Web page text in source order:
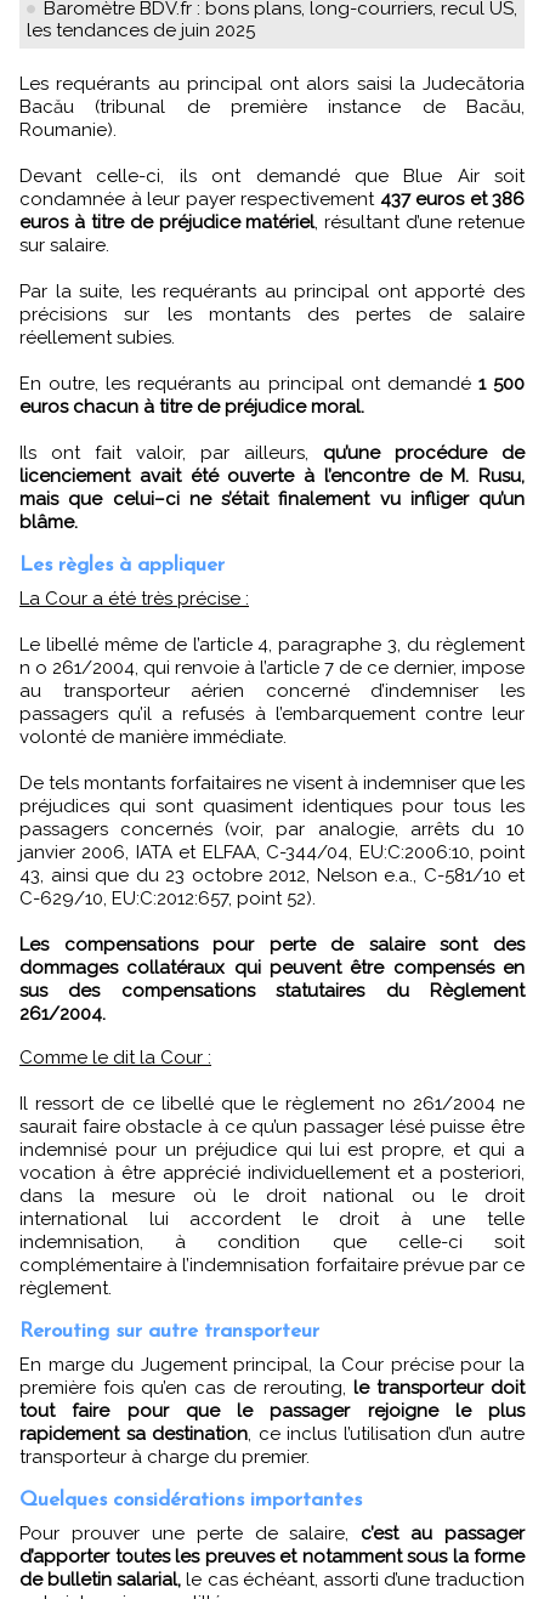
Baromètre BDV.fr : bons plans, long-courriers, recul US,
les tendances de juin 2025
Les requérants au principal ont alors saisi la Judecătoria
Bacău (tribunal de première instance de Bacău,
Roumanie).
Devant celle-ci, ils ont demandé que Blue Air soit
condamnée à leur payer respectivement 437 euros et 386
euros à titre de préjudice matériel, résultant d’une retenue
sur salaire.
Par la suite, les requérants au principal ont apporté des
précisions sur les montants des pertes de salaire
réellement subies.
En outre, les requérants au principal ont demandé 1 500
euros chacun à titre de préjudice moral.
Ils ont fait valoir, par ailleurs, qu’une procédure de
licenciement avait été ouverte à l’encontre de M. Rusu,
mais que celui–ci ne s’était finalement vu infliger qu’un
blâme.
Les règles à appliquer
La Cour a été très précise :
Le libellé même de l’article 4, paragraphe 3, du règlement
n o 261/2004, qui renvoie à l’article 7 de ce dernier, impose
au transporteur aérien concerné d’indemniser les
passagers qu’il a refusés à l’embarquement contre leur
volonté de manière immédiate.
De tels montants forfaitaires ne visent à indemniser que les
préjudices qui sont quasiment identiques pour tous les
passagers concernés (voir, par analogie, arrêts du 10
janvier 2006, IATA et ELFAA, C-344/04, EU:C:2006:10, point
43, ainsi que du 23 octobre 2012, Nelson e.a., C-581/10 et
C-629/10, EU:C:2012:657, point 52).
Les compensations pour perte de salaire sont des
dommages collatéraux qui peuvent être compensés en
sus des compensations statutaires du Règlement
261/2004.
Comme le dit la Cour :
Il ressort de ce libellé que le règlement no 261/2004 ne
saurait faire obstacle à ce qu’un passager lésé puisse être
indemnisé pour un préjudice qui lui est propre, et qui a
vocation à être apprécié individuellement et a posteriori,
dans la mesure où le droit national ou le droit
international lui accordent le droit à une telle
indemnisation, à condition que celle-ci soit
complémentaire à l’indemnisation forfaitaire prévue par ce
règlement.
Rerouting sur autre transporteur
En marge du Jugement principal, la Cour précise pour la
première fois qu’en cas de rerouting, le transporteur doit
tout faire pour que le passager rejoigne le plus
rapidement sa destination, ce inclus l’utilisation d’un autre
transporteur à charge du premier.
Quelques considérations importantes
Pour prouver une perte de salaire, c’est au passager
d’apporter toutes les preuves et notamment sous la forme
de bulletin salarial, le cas échéant, assorti d’une traduction